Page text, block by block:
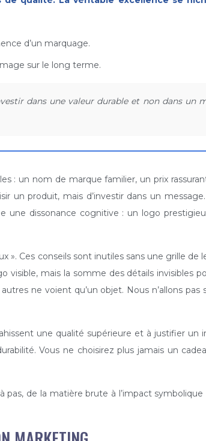
d’un marquage.
sur le long terme.
dans une valeur durable et non dans un
: un nom de marque familier, un prix
un produit, mais d’investir dans un
une dissonance cognitive : un logo
Ces conseils sont inutiles sans une grille de
visible, mais la somme des détails invisibles
ne voient qu’un objet. Nous n’allons pas
une qualité supérieure et à justifier un
Vous ne choisirez plus jamais un
de la matière brute à l’impact symbolique